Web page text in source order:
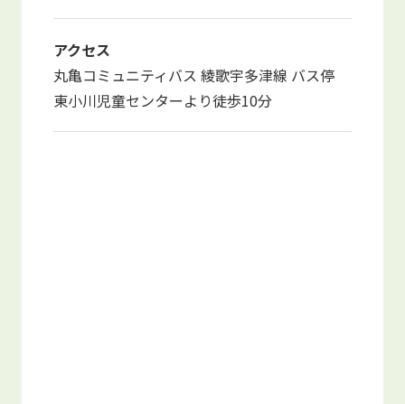
お仕事をお探しの方
アクセス
丸亀コミュニティバス 綾歌宇多津線 バス停
東小川児童センターより徒歩10分